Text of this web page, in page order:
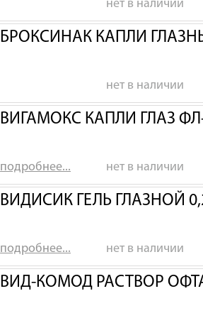
нет в наличии
БРОКСИНАК КАПЛИ
нет в наличии
ВИГАМОКС КАПЛИ ГЛАЗ
подробнее... нет в наличии
ВИДИСИК ГЕЛЬ ГЛАЗНОЙ
подробнее... нет в наличии
ВИД-КОМОД РАСТВОР